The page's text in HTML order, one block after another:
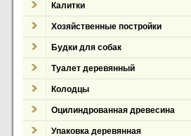
Калитки
Хозяйственные постройки
Будки для собак
Туалет деревянный
Колодцы
Оцилиндрованная древесина
Упаковка деревянная